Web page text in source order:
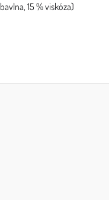
15 % viskóza)